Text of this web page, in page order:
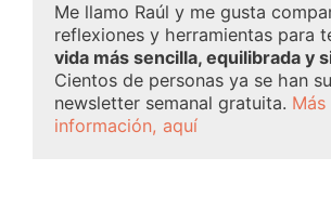
Me llamo Raúl y me gusta
reflexiones y herramientas para
vida más sencilla, equilibrada y
Cientos de personas ya se han
newsletter semanal gratuita. Más
información, aquí